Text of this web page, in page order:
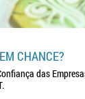
CHANCE?
das